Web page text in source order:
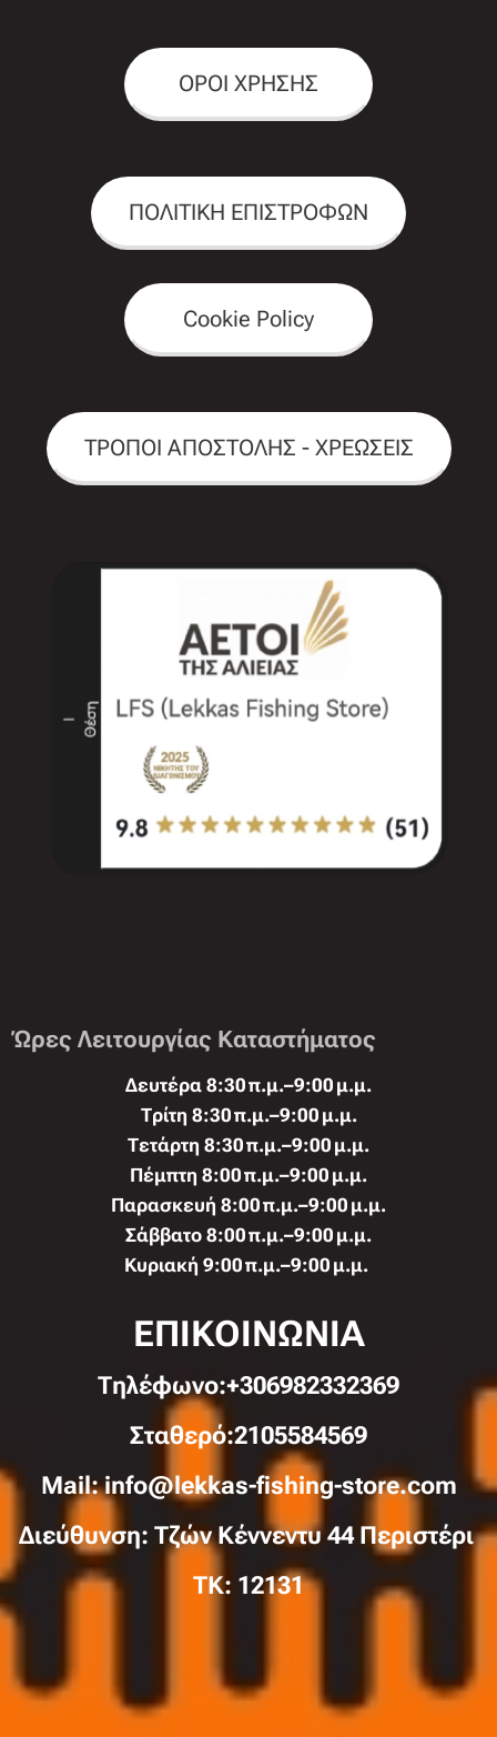
ΟΡΟΙ ΧΡΗΣΗΣ
ΠΟΛΙΤΙΚΗ ΕΠΙΣΤΡΟΦΩΝ
Cookie Policy
ΤΡΟΠΟΙ ΑΠΟΣΤΟΛΗΣ - ΧΡΕΩΣΕΙΣ
Ώρες Λειτουργίας Καταστήματος
Δευτέρα 8:30 π.μ.–9:00 μ.μ.
Τρίτη 8:30 π.μ.–9:00 μ.μ.
Τετάρτη 8:30 π.μ.–9:00 μ.μ.
Πέμπτη 8:00 π.μ.–9:00 μ.μ.
Παρασκευή 8:00 π.μ.–9:00 μ.μ.
Σάββατο 8:00 π.μ.–9:00 μ.μ.
Κυριακή 9:00 π.μ.–9:00 μ.μ.
ΕΠΙΚΟΙΝΩΝΙΑ
Τηλέφωνo:+306982332369
Σταθερό:2105584569
Mail: info@lekkas-fishing-store.com
Διεύθυνση: Τζών Κέννεντυ 44 Περιστέρι
TK: 12131